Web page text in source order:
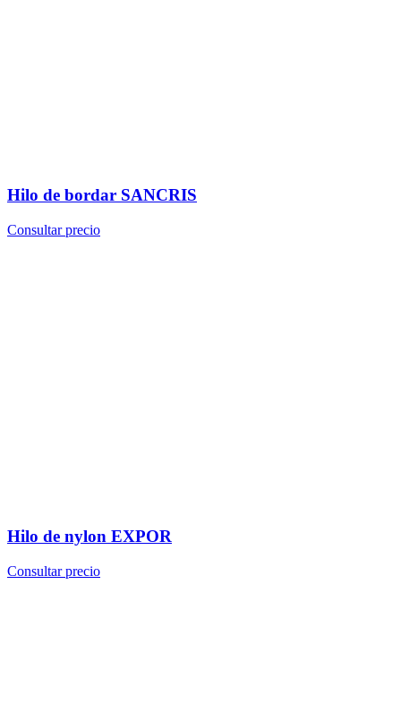
Hilo de bordar SANCRIS
Consultar precio
Hilo de nylon EXPOR
Consultar precio